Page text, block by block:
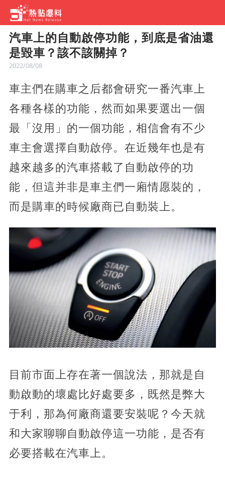
汽車上的自動啟停功能，到底是省油還
是毀車？該不該關掉？
2022/08/08
車主們在購車之后都會研究一番汽車上
各種各樣的功能，然而如果要選出一個
最「沒用」的一個功能，相信會有不少
車主會選擇自動啟停。在近幾年也是有
越來越多的汽車搭載了自動啟停的功
能，但這并非是車主們一廂情愿裝的，
而是購車的時候廠商已自動裝上。
目前市面上存在著一個說法，那就是自
動啟動的壞處比好處要多，既然是弊大
于利，那為何廠商還要安裝呢？今天就
和大家聊聊自動啟停這一功能，是否有
必要搭載在汽車上。